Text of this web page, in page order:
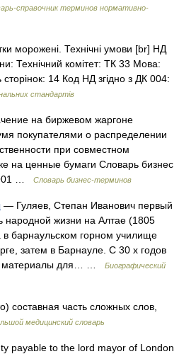
справочник терминов нормативно-
морожені. Технічні умови [br] НД
Технічний комітет: ТК 33 Мова:
сторінок: 14 Код НД згідно з ДК 004:
стандартів
на биржевом жаргоне
покупателями о распределении
при совместном
на ценные бумаги Словарь бизнес
…
Словарь бизнес-терминов
— Гуляев, Степан Иванович первый
народной жизни на Алтае (1805
в барнаульском горном училище
затем в Барнауле. С 30 х годов
материалы для… …
Биографический
составная часть сложных слов,
медицинский словарь
payable to the lord mayor of London